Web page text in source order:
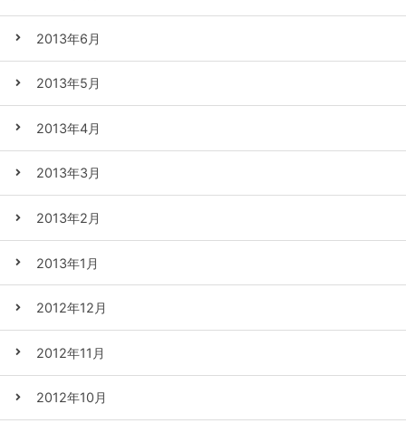
2013年6月
2013年5月
2013年4月
2013年3月
2013年2月
2013年1月
2012年12月
2012年11月
2012年10月